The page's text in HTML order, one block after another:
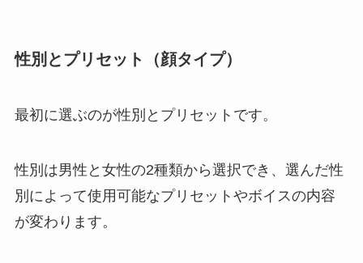
性別とプリセット（顔タイプ）
最初に選ぶのが性別とプリセットです。
性別は男性と女性の2種類から選択でき、選んだ性
別によって使用可能なプリセットやボイスの内容
が変わります。